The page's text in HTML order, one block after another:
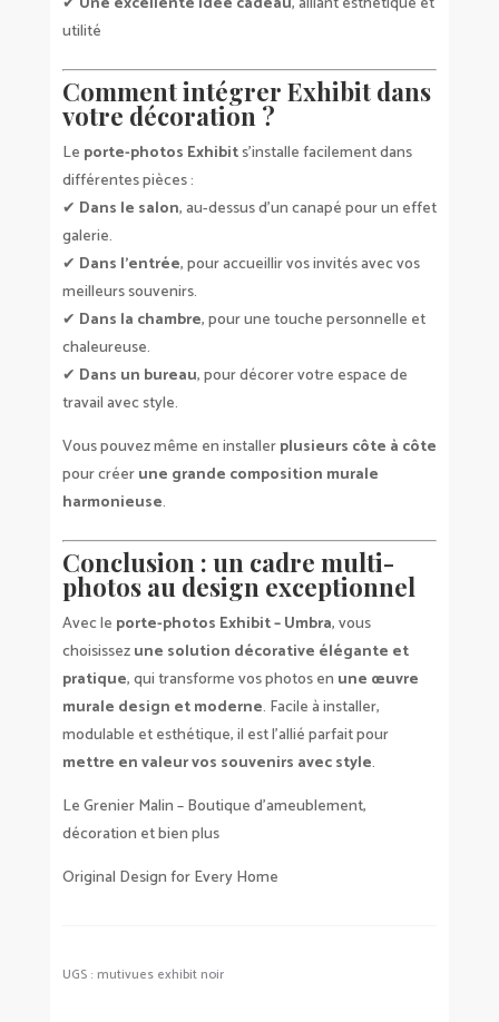
utilité
Comment intégrer Exhibit dans
votre décoration ?
Le porte-photos Exhibits’installe facilement dans
différentes pièces :
✔ Dans le salon, au-dessus d’un canapé pour un effet
galerie.
✔ Dans l’entrée, pour accueillir vos invités avec vos
meilleurs souvenirs.
✔ Dans la chambre, pour une touche personnelle et
chaleureuse.
✔ Dans un bureau, pour décorer votre espace de
travail avec style.
Vous pouvez même en installerplusieurs côte à côte
pour créerune grande composition murale
harmonieuse.
Conclusion : un cadre multi-
photos au design exceptionnel
Avec le porte-photos Exhibit – Umbra, vous
choisissezune solution décorative élégante et
pratique, qui transforme vos photos en une œuvre
murale design et moderne. Facile à installer,
modulable et esthétique, il est l’allié parfait pour
mettre en valeur vos souvenirs avec style.
Le Grenier Malin – Boutique d’ameublement,
décoration et bien plus
Original Design for Every Home
UGS : mutivues exhibit noir